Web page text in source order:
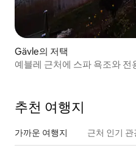
Gävle의 저택
예블레 근처에 스파 욕조와 전
추천 여행지
가까운 여행지 근처 인기 관